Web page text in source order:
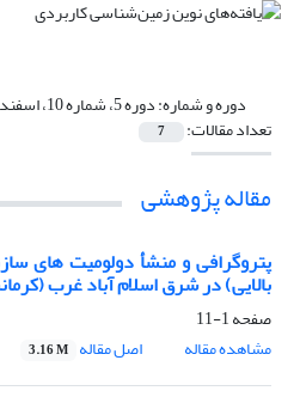
دوره و شماره:دوره 5، شماره 10، اسفند 1390
تعداد مقالات: 7
مقاله پژوهشی
پتروگرافی و منشأ دولومیت های
بالایی) در شرق اسلام آباد غرب
صفحه1-11
مشاهده مقاله
اصل مقاله 3.16 M